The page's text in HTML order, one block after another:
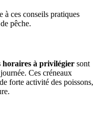
à ces conseils pratiques
pêche.
horaires à privilégier sont
Ces créneaux
forte activité des poissons,